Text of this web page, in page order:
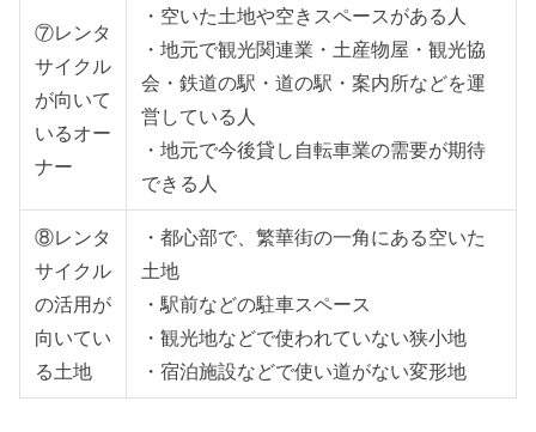
⑦レンタ
サイクル
が向いて
いるオー
ナー
・空いた土地や空きスペースがある人
・地元で観光関連業・土産物屋・観光協
会・鉄道の駅・道の駅・案内所などを運
営している人
・地元で今後貸し自転車業の需要が期待
できる人
⑧レンタ
サイクル
の活用が
向いてい
る土地
・都心部で、繁華街の一角にある空いた
土地
・駅前などの駐車スペース
・観光地などで使われていない狭小地
・宿泊施設などで使い道がない変形地